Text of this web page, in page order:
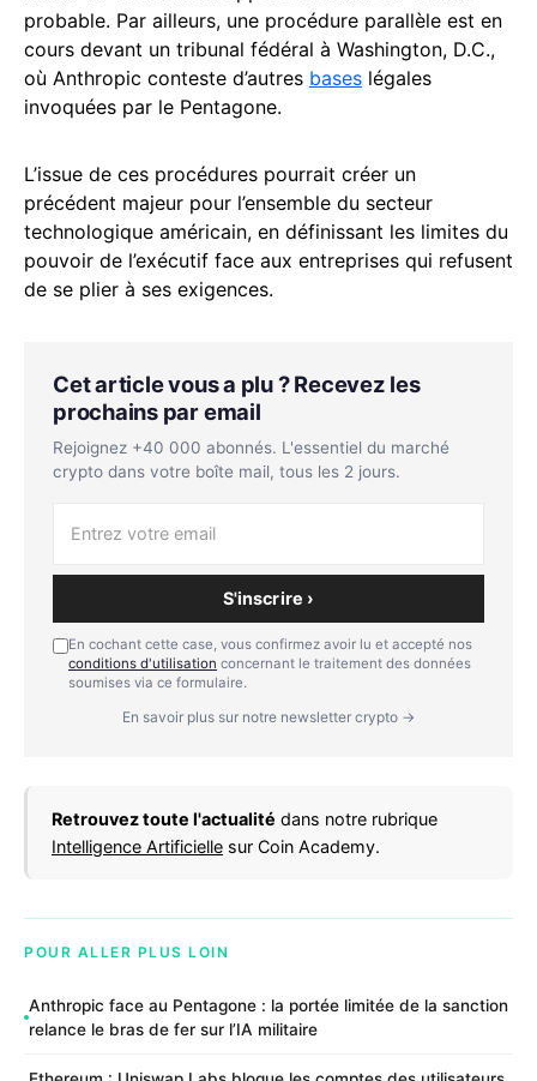
probable. Par ailleurs, une procédure parallèle est en
cours devant un tribunal fédéral à Washington, D.C.,
où Anthropic conteste d’autres bases légales
invoquées par le Pentagone.
L’issue de ces procédures pourrait créer un
précédent majeur pour l’ensemble du secteur
technologique américain, en définissant les limites du
pouvoir de l’exécutif face aux entreprises qui refusent
de se plier à ses exigences.
Cet article vous a plu ? Recevez les
prochains par email
Rejoignez +40 000 abonnés. L'essentiel du marché
crypto dans votre boîte mail, tous les 2 jours.
S'inscrire ›
En cochant cette case, vous confirmez avoir lu et accepté nos
conditions d'utilisation concernant le traitement des données
soumises via ce formulaire.
En savoir plus sur notre newsletter crypto →
Retrouvez toute l'actualité dans notre rubrique
Intelligence Artificielle sur Coin Academy.
POUR ALLER PLUS LOIN
Anthropic face au Pentagone : la portée limitée de la sanction
relance le bras de fer sur l’IA militaire